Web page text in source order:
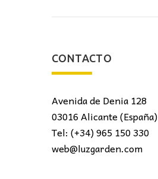
CONTACTO
Avenida de Denia 128
03016 Alicante (España)
Tel: (+34) 965 150 330
web@luzgarden.com